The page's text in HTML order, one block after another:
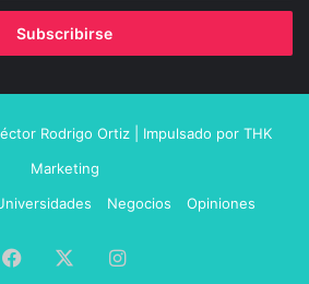
Rodrigo Ortiz | Impulsado por THK
Marketing
Negocios Opiniones
Facebook Instagram